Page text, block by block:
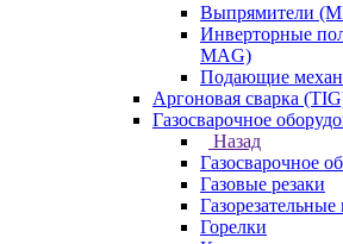
Выпрямители
Инверторные
MAG)
Подающие
Аргоновая сварка
Газосварочное
Назад
Газосварочное
Газовые резаки
Горелки